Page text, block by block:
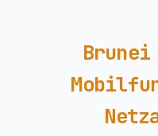
Brunei